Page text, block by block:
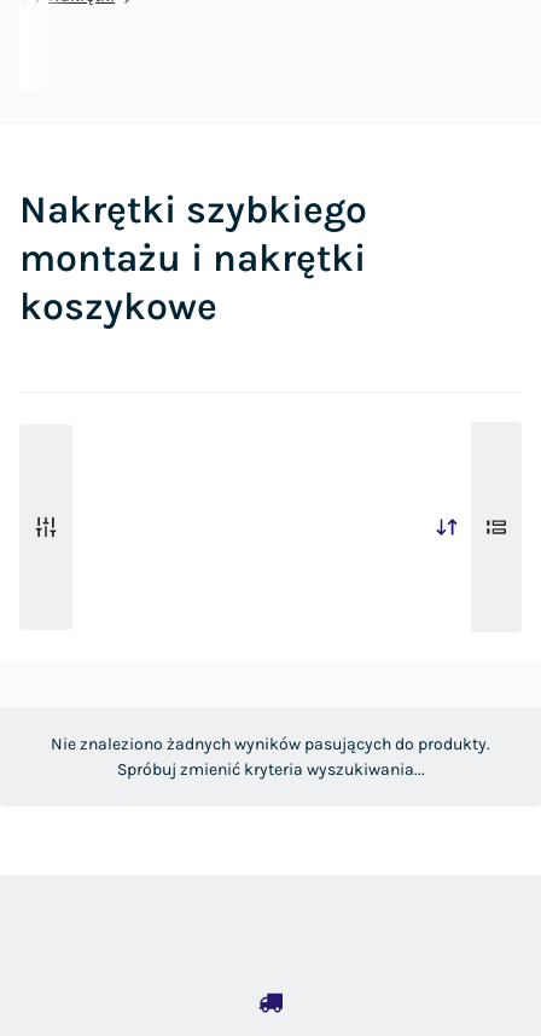
Nakrętki szybkiego
montażu i nakrętki
koszykowe
Nie znaleziono żadnych wyników pasujących do produkty.
Spróbuj zmienić kryteria wyszukiwania...